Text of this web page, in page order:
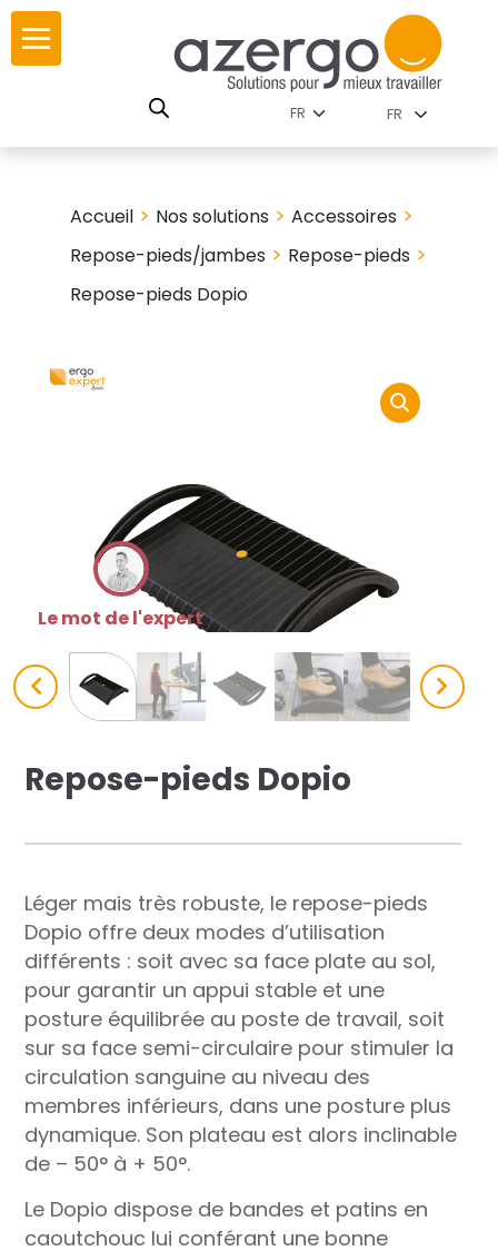
Skip
content
par famille
travail
solutions...
Vie
Azergo
FR
Accueil > Nos solutions >Accessoires >
Repose-pieds/jambes > Repose-pieds >
Repose-pieds Dopio
Le mot de l'expert
Repose-pieds Dopio
Léger mais très robuste, le repose-pieds
Dopio offre deux modes d’utilisation
différents : soit avec sa face plate au sol,
pour garantir un appui stable et une
posture équilibrée au poste de travail, soit
sur sa face semi-circulaire pour stimuler la
circulation sanguine au niveau des
membres inférieurs, dans une posture plus
dynamique. Son plateau est alors inclinable
de – 50° à + 50°.
Le Dopio dispose de bandes et patins en
caoutchouc lui conférant une bonne